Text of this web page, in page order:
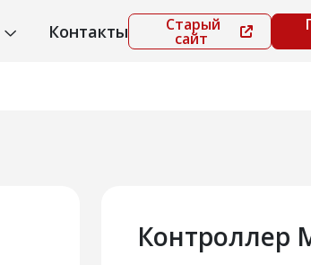
Контакты Старый
сайт
Контроллер